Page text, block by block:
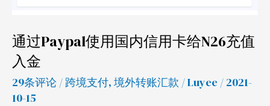
通过Paypal使用国内信用卡给N26充值
入金
29条评论 / 跨境支付, 境外转账汇款 /Luyee / 2021-
10-15
信
卡
给
N26
充